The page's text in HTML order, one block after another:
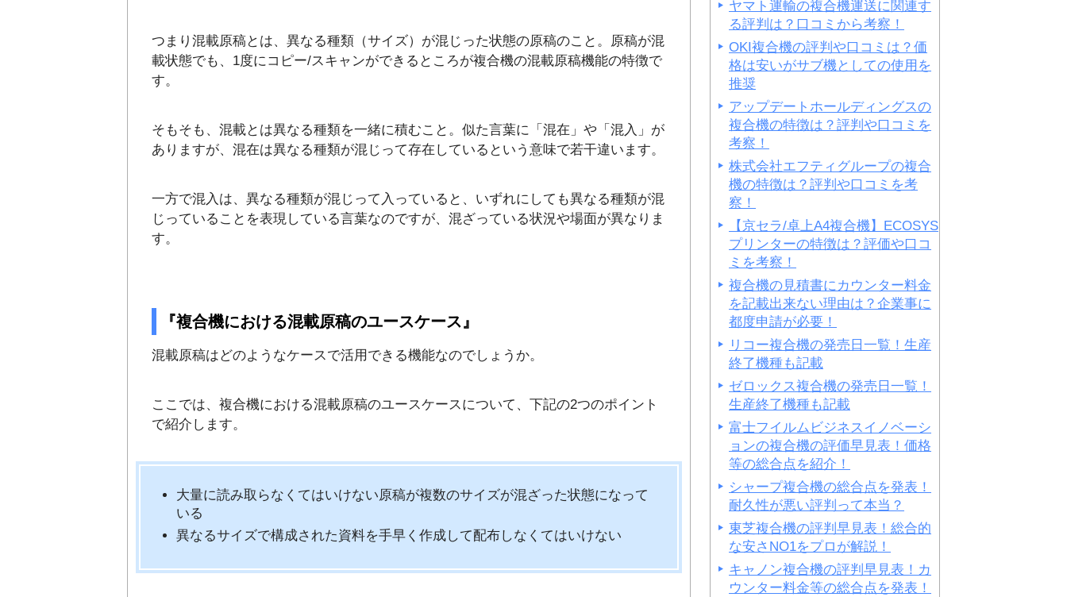
つまり混載原稿とは、異なる種類（サイズ）が混じった状態の原稿のこと。原稿が混
載状態でも、1度にコピー/スキャンができるところが複合機の混載原稿機能の特徴で
す。
そもそも、混載とは異なる種類を一緒に積むこと。似た言葉に「混在」や「混入」が
ありますが、混在は異なる種類が混じって存在しているという意味で若干違います。
一方で混入は、異なる種類が混じって入っていると、いずれにしても異なる種類が混
じっていることを表現している言葉なのですが、混ざっている状況や場面が異なりま
す。
『複合機における混載原稿のユースケース』
混載原稿はどのようなケースで活用できる機能なのでしょうか。
ここでは、複合機における混載原稿のユースケースについて、下記の2つのポイント
で紹介します。
大量に読み取らなくてはいけない原稿が複数のサイズが混ざった状態になって
いる
異なるサイズで構成された資料を手早く作成して配布しなくてはいけない
ヤマト運輸の複合機運送に関連す
る評判は？口コミから考察！
OKI複合機の評判や口コミは？価
格は安いがサブ機としての使用を
推奨
アップデートホールディングスの
複合機の特徴は？評判や口コミを
考察！
株式会社エフティグループの複合
機の特徴は？評判や口コミを考
察！
【京セラ/卓上A4複合機】ECOSYS
プリンターの特徴は？評価や口コ
ミを考察！
複合機の見積書にカウンター料金
を記載出来ない理由は？企業事に
都度申請が必要！
リコー複合機の発売日一覧！生産
終了機種も記載
ゼロックス複合機の発売日一覧！
生産終了機種も記載
富士フイルムビジネスイノベーシ
ョンの複合機の評価早見表！価格
等の総合点を紹介！
シャープ複合機の総合点を発表！
耐久性が悪い評判って本当？
東芝複合機の評判早見表！総合的
な安さNO1をプロが解説！
キャノン複合機の評判早見表！カ
ウンター料金等の総合点を発表！